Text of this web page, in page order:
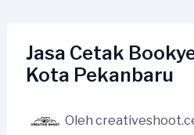
kontenJasa Cetak
Kota Pekanbaru
Oleh